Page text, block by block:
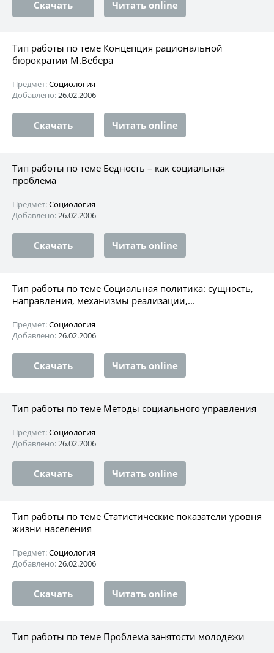
Скачать Читать online
Тип работы по теме Концепция рациональной
бюрократии М.Вебера
Предмет:Социология
Добавлено:26.02.2006
Скачать Читать online
Тип работы по теме Бедность – как социальная
проблема
Предмет:Социология
Добавлено:26.02.2006
Скачать Читать online
Тип работы по теме Социальная политика: сущность,
направления, механизмы реализации,...
Предмет:Социология
Добавлено:26.02.2006
Скачать Читать online
Тип работы по теме Методы социального управления
Предмет:Социология
Добавлено:26.02.2006
Скачать Читать online
Тип работы по теме Статистические показатели уровня
жизни населения
Предмет:Социология
Добавлено:26.02.2006
Скачать Читать online
Тип работы по теме Проблема занятости молодежи